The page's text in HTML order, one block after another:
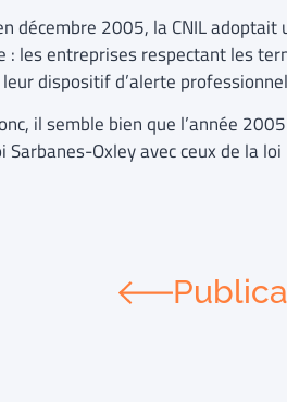
décembre 2005, la CNIL
: les entreprises respectant les
leur dispositif d’alerte
il semble bien que l’année
Sarbanes-Oxley avec ceux de la